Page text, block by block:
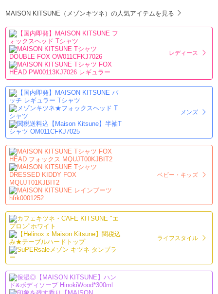
MAISON KITSUNE（メゾンキツネ）の人気アイテムを見る
レディース
メンズ
ベビー・キッズ
ライフスタイル